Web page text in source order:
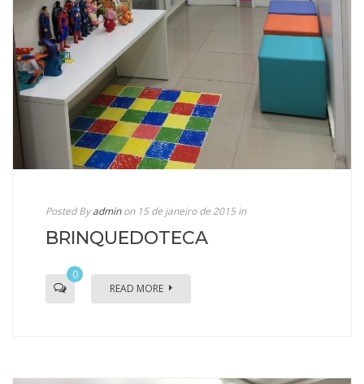
Posted Byadmin on 15 de janeiro de 2015in
BRINQUEDOTECA
0
READ MORE